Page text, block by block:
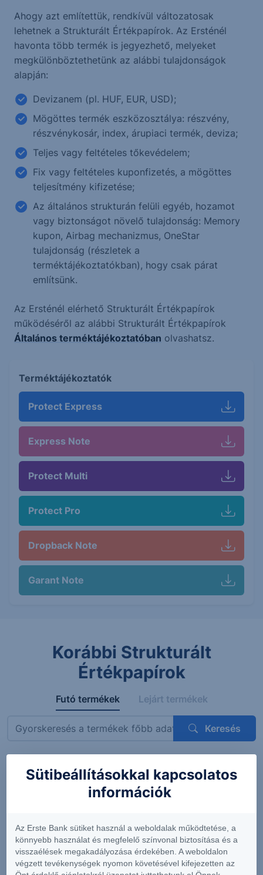
Ahogy azt említettük, rendkívül változatosak
lehetnek a Strukturált Értékpapírok. Az Ersténél
havonta több termék is jegyezhető, melyeket
megkülönböztethetünk az alábbi tulajdonságok
alapján:
Devizanem (pl. HUF, EUR, USD);
Mögöttes termék eszközosztálya: részvény,
részvénykosár, index, árupiaci termék, deviza;
Teljes vagy feltételes tőkevédelem;
Fix vagy feltételes kuponfizetés, a mögöttes
teljesítmény kifizetése;
Az általános strukturán felüli egyéb, hozamot
vagy biztonságot növelő tulajdonság: Memory
kupon, Airbag mechanizmus, OneStar
tulajdonság (részletek a
terméktájékoztatókban), hogy csak párat
említsünk.
Az Ersténél elérhető Strukturált Értékpapírok
működéséről az alábbi Strukturált Értékpapírok
Általános terméktájékoztatóban olvashatsz.
Terméktájékoztatók
Protect Express
Express Note
Protect Multi
Protect Pro
Dropback Note
Garant Note
Korábbi Strukturált
Értékpapírok
Futó termékek Lejárt termékek
Keresés
Megnevezés ISIN Mögöttes termék Kupon
Express
OneStar
Smart
Infrastructure
EUR 26-29
AT0000A3VVT6
Siemens AG
Sütibeállításokkal kapcsolatos
információk
Az Erste Bank sütiket használ a weboldalak működtetése, a
könnyebb használat és megfelelő színvonal biztosítása és a
visszaélések megakadályozása érdekében. A weboldalon
végzett tevékenységek nyomon követésével kifejezetten az